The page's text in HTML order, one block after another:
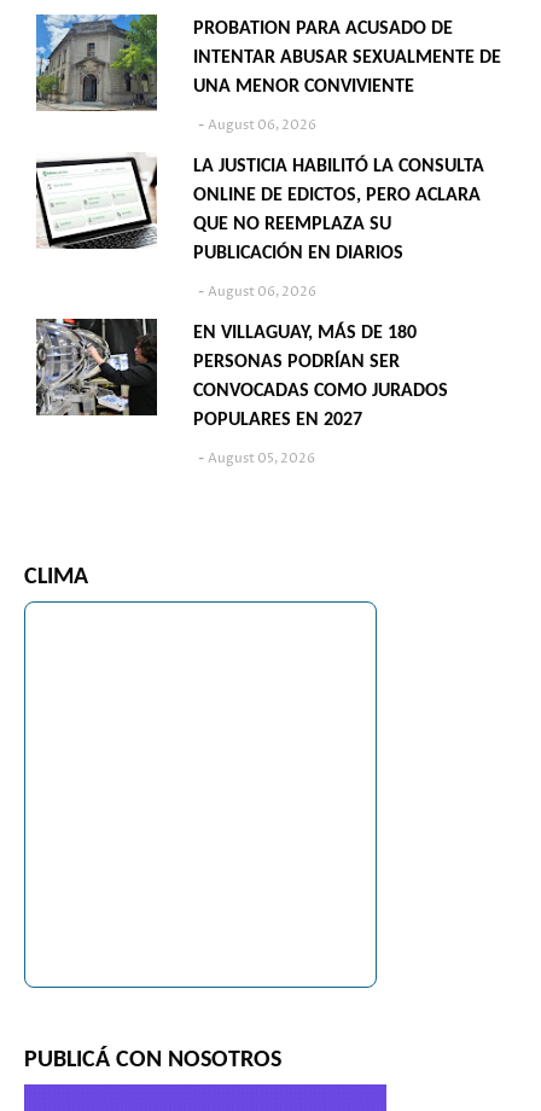
PROBATION PARA ACUSADO DE
INTENTAR ABUSAR SEXUALMENTE DE
UNA MENOR CONVIVIENTE
August 06, 2026
LA JUSTICIA HABILITÓ LA CONSULTA
ONLINE DE EDICTOS, PERO ACLARA
QUE NO REEMPLAZA SU
PUBLICACIÓN EN DIARIOS
August 06, 2026
EN VILLAGUAY, MÁS DE 180
PERSONAS PODRÍAN SER
CONVOCADAS COMO JURADOS
POPULARES EN 2027
August 05, 2026
CLIMA
PUBLICÁ CON NOSOTROS